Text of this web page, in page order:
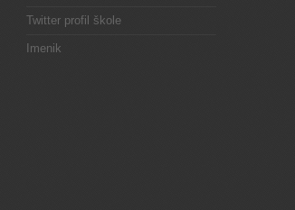
Twitter profil škole
Imenik